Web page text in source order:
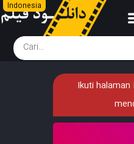
Indonesia
Ikuti